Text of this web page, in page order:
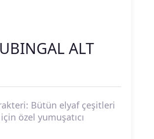
ALT
Bütün elyaf çeşitleri
için özel yumuşatıcı